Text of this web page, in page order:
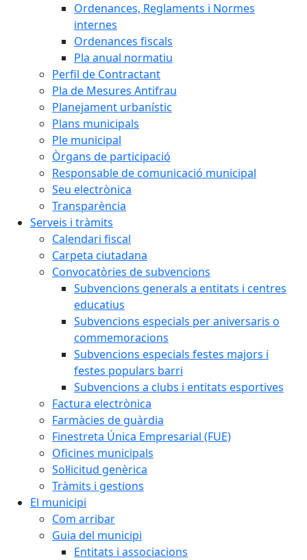
Ordenances, Reglaments i Normes
internes
Ordenances fiscals
Pla anual normatiu
Perfil de Contractant
Pla de Mesures Antifrau
Planejament urbanístic
Plans municipals
Ple municipal
Òrgans de participació
Responsable de comunicació municipal
Seu electrònica
Transparència
Serveis i tràmits
Calendari fiscal
Carpeta ciutadana
Convocatòries de subvencions
Subvencions generals a entitats i centres
educatius
Subvencions especials per aniversaris o
commemoracions
Subvencions especials festes majors i
festes populars barri
Subvencions a clubs i entitats esportives
Factura electrònica
Farmàcies de guàrdia
Finestreta Única Empresarial (FUE)
Oficines municipals
Sol·licitud genèrica
Tràmits i gestions
El municipi
Com arribar
Guia del municipi
Entitats i associacions